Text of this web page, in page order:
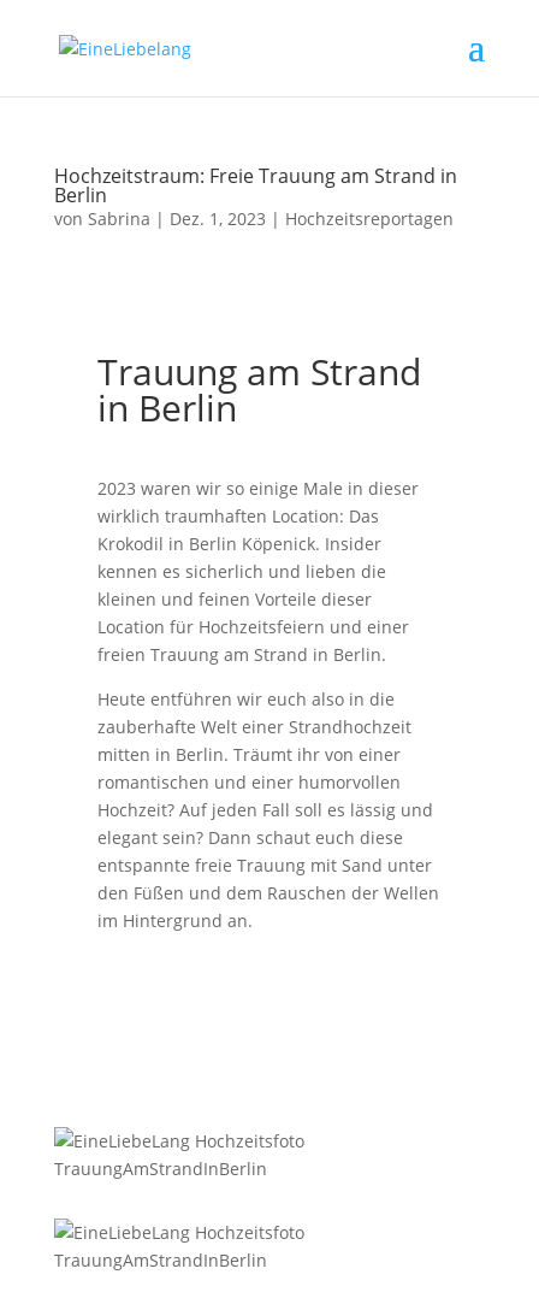
Hochzeitstraum: Freie Trauung am Strand in
Berlin
von Sabrina | Dez. 1, 2023 | Hochzeitsreportagen
Trauung am Strand
in Berlin
2023 waren wir so einige Male in dieser
wirklich traumhaften Location: Das
Krokodil in Berlin Köpenick. Insider
kennen es sicherlich und lieben die
kleinen und feinen Vorteile dieser
Location für Hochzeitsfeiern und einer
freien Trauung am Strand in Berlin.
Heute entführen wir euch also in die
zauberhafte Welt einer Strandhochzeit
mitten in Berlin. Träumt ihr von einer
romantischen und einer humorvollen
Hochzeit? Auf jeden Fall soll es lässig und
elegant sein? Dann schaut euch diese
entspannte freie Trauung mit Sand unter
den Füßen und dem Rauschen der Wellen
im Hintergrund an.